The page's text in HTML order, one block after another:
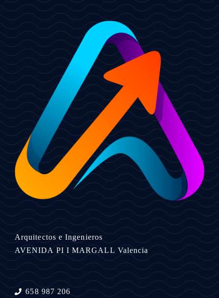
Arquitectos e Ingenieros
AVENIDA PI I MARGALL Valencia
658 987 206